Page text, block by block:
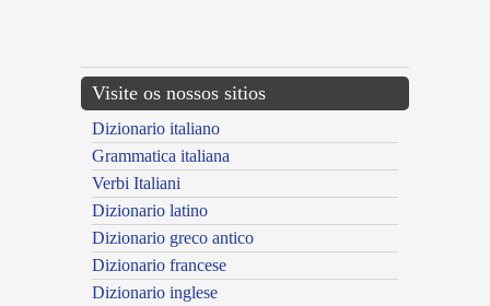
Visite os nossos sitios
Dizionario italiano
Grammatica italiana
Verbi Italiani
Dizionario latino
Dizionario greco antico
Dizionario francese
Dizionario inglese